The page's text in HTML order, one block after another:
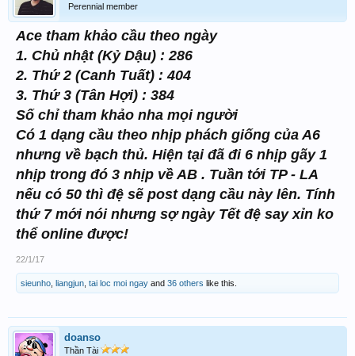
Perennial member
Ace tham khảo cầu theo ngày
1. Chủ nhật (Kỷ Dậu) : 286
2. Thứ 2 (Canh Tuất) : 404
3. Thứ 3 (Tân Hợi) : 384
Số chỉ tham khảo nha mọi người
Có 1 dạng cầu theo nhịp phách giống của A6
nhưng về bạch thủ. Hiện tại đã đi 6 nhịp gãy 1
nhịp trong đó 3 nhịp về AB . Tuần tới TP - LA
nếu có 50 thì đệ sẽ post dạng cầu này lên. Tính
thứ 7 mới nói nhưng sợ ngày Tết đệ say xỉn ko
thể online được!
22/1/17
sieunho liangjun tai loc moi ngay and 36 others like this.
doanso
Thần Tài